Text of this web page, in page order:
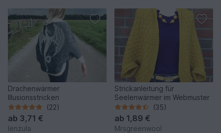
Drachenwärmer
Illusionsstricken
(22)
ab 3,71 €
lenzula
Strickanleitung für
Seelenwärmer im Webmuster
(35)
ab 1,89 €
Mrsgreenwool